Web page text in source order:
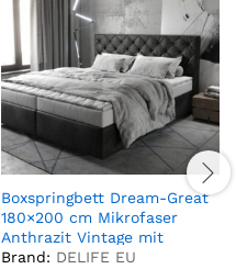
Boxspringbett Dream-Great
180×200 cm Mikrofaser
Anthrazit Vintage mit
Matratze und Topper
Brand: DELIFE EU